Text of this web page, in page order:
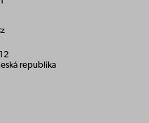
republika